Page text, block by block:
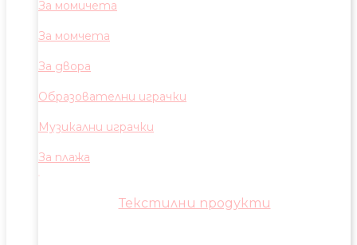
За момичета
За момчета
За двора
Образователни играчки
Музикални играчки
За плажа
Текстилни продукти